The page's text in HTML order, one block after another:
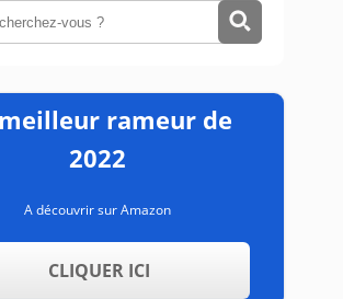
rameur de
2022
A découvrir sur Amazon
CLIQUER ICI